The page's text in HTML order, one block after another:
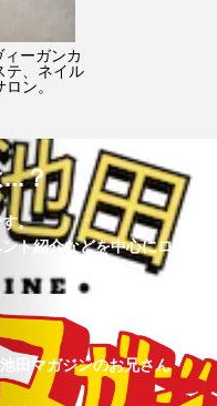
ーガンカ
テ、ネイル
ン。
？
。
ト紹介などを中心にロ
田マガジンのお兄さん